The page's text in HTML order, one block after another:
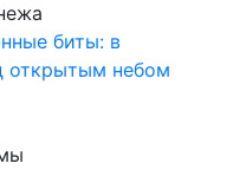
биты: в
открытым небом